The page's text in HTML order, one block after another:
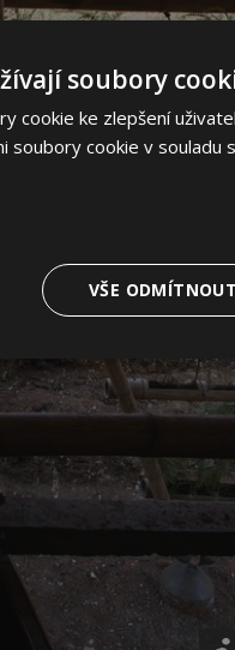
soubory
ke zlepšení
cookie v souladu
VŠE ODMÍTNOUT
Soubory cílení
Soubory cílení
funkce webových stránek, jako
cookie správně používat.